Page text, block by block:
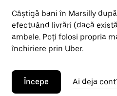
Câștigă bani în Marsilly
efectuând livrări (dacă
ambele. Poți folosi propria
închiriere prin Uber.
Începe Ai deja